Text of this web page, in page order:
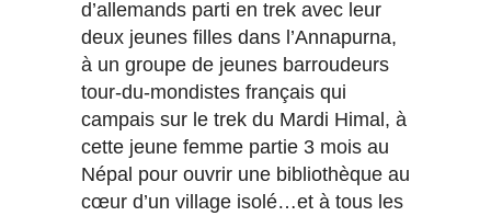
d’allemands parti en trek avec leur
deux jeunes filles dans l’Annapurna,
à un groupe de jeunes barroudeurs
tour-du-mondistes français qui
campais sur le trek du Mardi Himal, à
cette jeune femme partie 3 mois au
Népal pour ouvrir une bibliothèque au
cœur d’un village isolé…et à tous les